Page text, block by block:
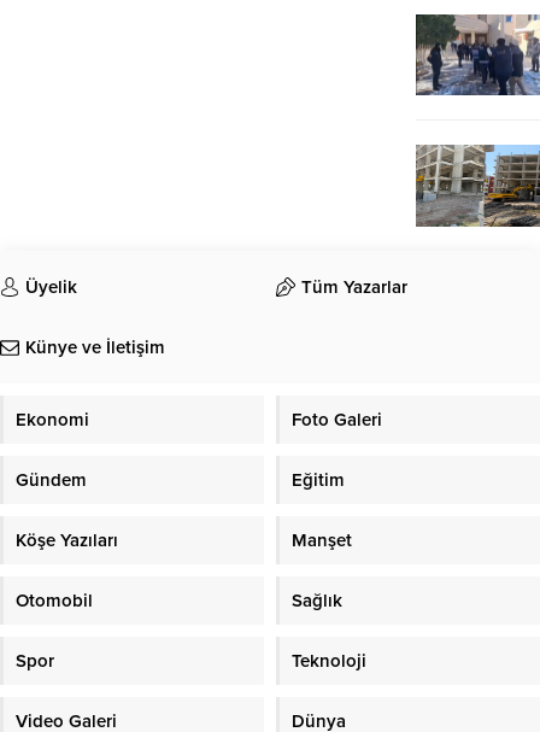
Üyelik Tüm Yazarlar
Künye ve İletişim
Ekonomi Foto Galeri
Gündem Eğitim
Köşe Yazıları Manşet
Otomobil Sağlık
Spor Teknoloji
Video Galeri Dünya